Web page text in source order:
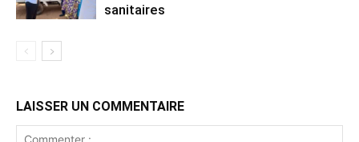
sanitaires
LAISSER UN COMMENTAIRE